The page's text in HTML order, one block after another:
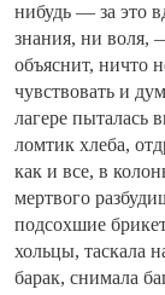
нибудь — за это
знания, ни воля,
объяснит, ничто
чувствовать и
лагере пыталась
ломтик хлеба,
как и все, в
мертвого
подсохшие
хольцы, таскала
барак, снимала